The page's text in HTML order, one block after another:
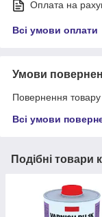
Оплата на
Всі умови оплати
Умови
Повернення
Всі умови
Подібні товари